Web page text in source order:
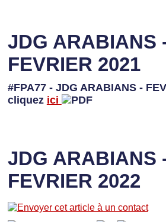
JDG ARABIANS
FEVRIER 2021
#FPA77 - JDG ARABIANS -
cliquez ici
JDG ARABIANS
FEVRIER 2022